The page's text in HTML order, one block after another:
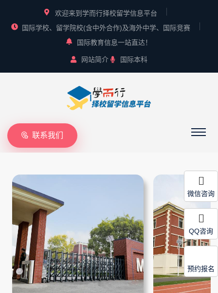
欢迎来到学而行择校留学信息平台
国际学校、留学院校(含中外合作)及海外中学、国际竞赛
国际教育信息一站直达！
网站简介 国际本科
联系我们
微信咨询
QQ咨询
预约报名